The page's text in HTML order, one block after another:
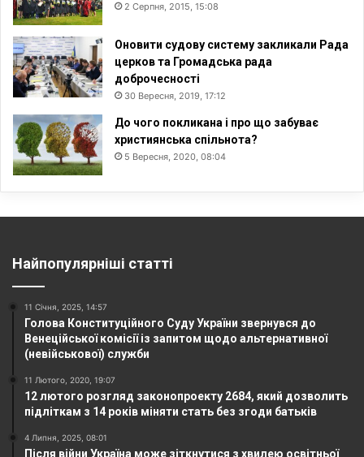
2 Серпня, 2015, 15:08
Оновити судову систему закликали Рада
церков та Громадська рада
доброчесності
30 Вересня, 2019, 17:12
До чого покликана і про що забуває
християнська спільнота?
5 Вересня, 2020, 08:04
Найпопулярніші статті
11 Січня, 2025, 14:57
Голова Конституційного Суду України звернувся до
Венеційської комісії із запитом щодо альтернативної
(невійськової) служби
11 Лютого, 2020, 19:07
12 лютого розгляд законопроекту 2684, який дозволить
підліткам з 14 років міняти стать без згоди батьків
4 Липня, 2025, 08:01
Після війни Україна може зіткнутися з хвилею освітньої